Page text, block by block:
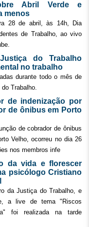
Abril Verde e
menos
28 de abril, às 14h, Dia
de Trabalho, ao vivo
do Trabalho
no trabalho
durante todo o mês de
Trabalho.
de indenização por
de ônibus em Porto
de cobrador de ônibus
Velho, ocorreu no dia 26
nos membros infe
da vida e florescer
psicólogo Cristiano
da Justiça do Trabalho, e
a live de tema "Riscos
foi realizada na tarde